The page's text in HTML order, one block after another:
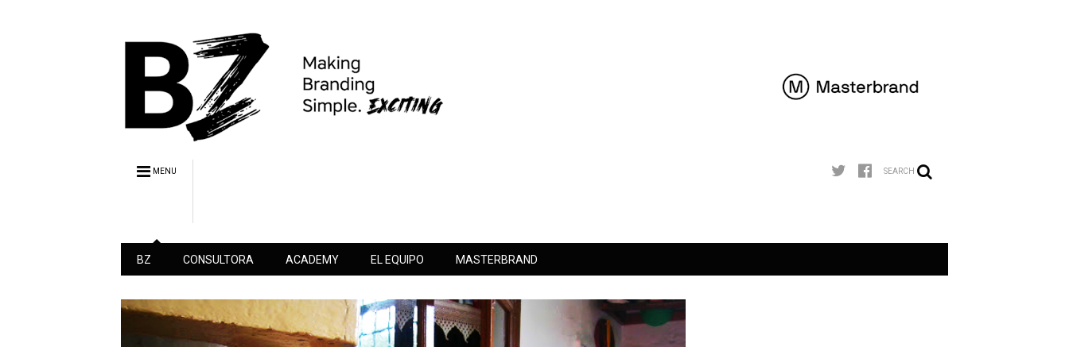
MENU SEARCH
BZ CONSULTORA ACADEMY EL EQUIPO MASTERBRAND